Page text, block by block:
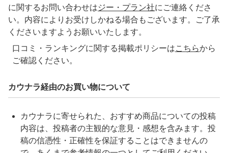
に関するお問い合わせはジー・プラン社にご連絡くださ
い。内容によりお受けしかねる場合もございます。ご了承
くださいますようお願いいたします。
口コミ・ランキングに関する掲載ポリシーはこちらから
ご確認ください。
カウナラ経由のお買い物について
カウナラに寄せられた、おすすめ商品についての投稿
内容は、投稿者の主観的な意見・感想を含みます。投
稿の信憑性・正確性を保証することはできませんの